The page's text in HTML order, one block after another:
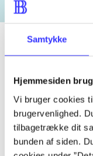
Samtykke
Hjemmesiden
Vi bruger cookies
brugervenlighed.
tilbagetrække dit
bunden af siden.
Tidsskrift
Artiklen er en del
lorem